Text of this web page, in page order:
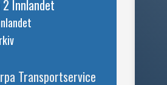
2 Innlandet
Transportservice